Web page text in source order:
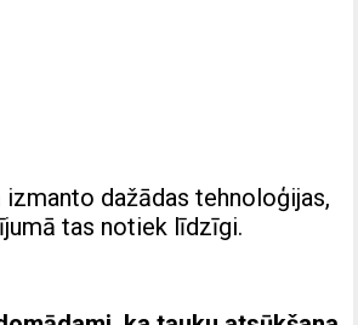
izmanto dažādas tehnoloģijas,
tas notiek līdzīgi.